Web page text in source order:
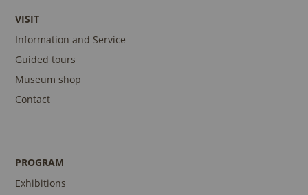
VISIT
Information and Service
Guided tours
Museum shop
Contact
PROGRAM
Exhibitions